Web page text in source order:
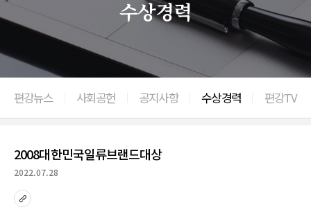
수상경력
편강뉴스 사회공헌 공지사항 수상경력 편강TV
이전으로
2008대한민국일류브랜드대상
2022.07.28
sns